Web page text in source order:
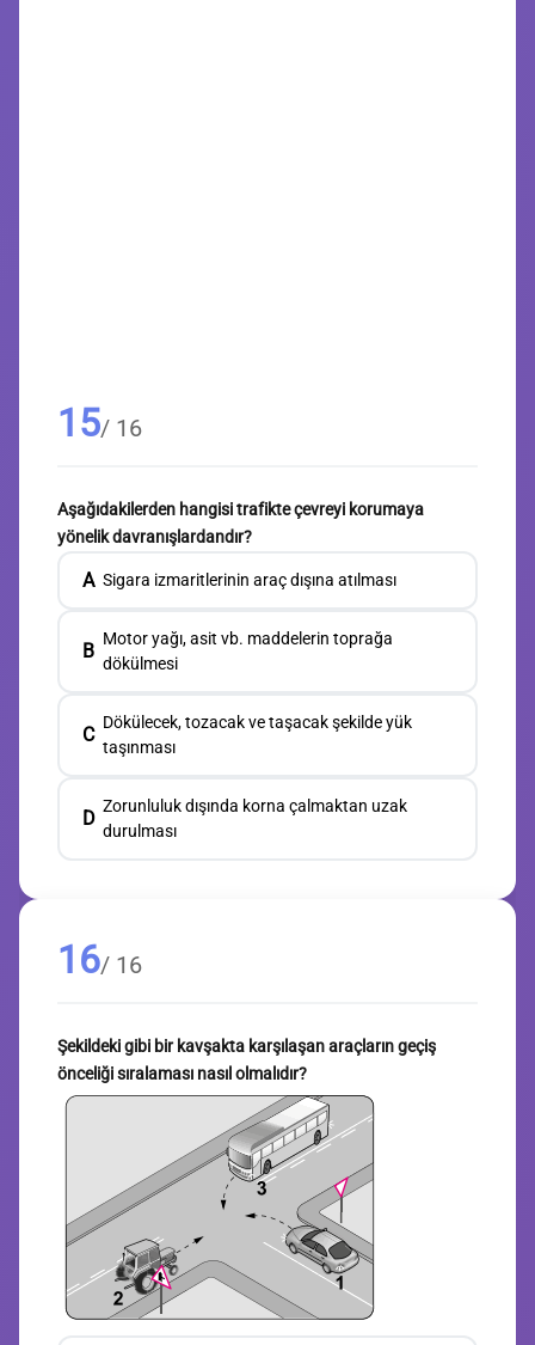
15/ 16
Aşağıdakilerden hangisi trafikte çevreyi korumaya
yönelik davranışlardandır?
A Sigara izmaritlerinin araç dışına atılması
B
Motor yağı, asit vb. maddelerin toprağa
dökülmesi
C
Dökülecek, tozacak ve taşacak şekilde yük
taşınması
D
Zorunluluk dışında korna çalmaktan uzak
durulması
16/ 16
Şekildeki gibi bir kavşakta karşılaşan araçların geçiş
önceliği sıralaması nasıl olmalıdır?